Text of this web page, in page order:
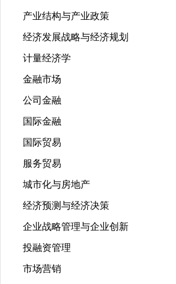
产业结构与产业政策
经济发展战略与经济规划
计量经济学
金融市场
公司金融
国际金融
国际贸易
服务贸易
城市化与房地产
经济预测与经济决策
企业战略管理与企业创新
投融资管理
市场营销